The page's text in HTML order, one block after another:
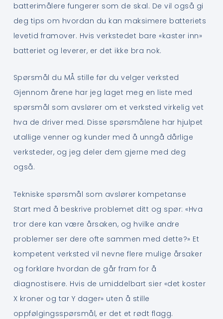
batterimålere fungerer som de skal. De vil også gi
deg tips om hvordan du kan maksimere batteriets
levetid framover. Hvis verkstedet bare «kaster inn»
batteriet og leverer, er det ikke bra nok.
Spørsmål du MÅ stille før du velger verksted
Gjennom årene har jeg laget meg en liste med
spørsmål som avslører om et verksted virkelig vet
hva de driver med. Disse spørsmålene har hjulpet
utallige venner og kunder med å unngå dårlige
verksteder, og jeg deler dem gjerne med deg
også.
Tekniske spørsmål som avslører kompetanse
Start med å beskrive problemet ditt og spør: «Hva
tror dere kan være årsaken, og hvilke andre
problemer ser dere ofte sammen med dette?» Et
kompetent verksted vil nevne flere mulige årsaker
og forklare hvordan de går fram for å
diagnostisere. Hvis de umiddelbart sier «det koster
X kroner og tar Y dager» uten å stille
oppfølgingsspørsmål, er det et rødt flagg.